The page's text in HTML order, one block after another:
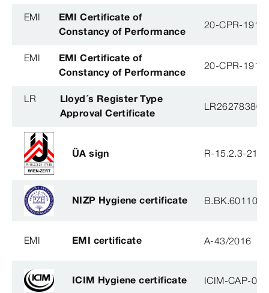
EMI
EMI Certificate of
Constancy of Performance
20-CPR-191-
EMI
EMI Certificate of
Constancy of Performance
20-CPR-191-
LR
Lloyd´s Register Type
Approval Certificate
ÜA sign R-15.2.3-21-
NIZP Hygiene certificate
EMI EMI certificate A-43/2016
ICIM Hygiene certificate ICIM-CAP-